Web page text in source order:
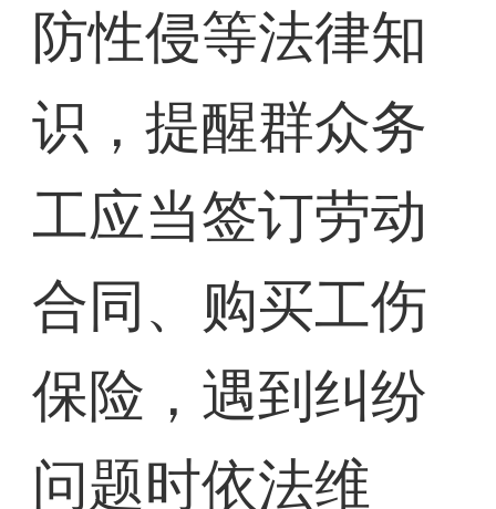
防性侵等法律知
识，提醒群众务
工应当签订劳动
合同、购买工伤
保险，遇到纠纷
问题时依法维